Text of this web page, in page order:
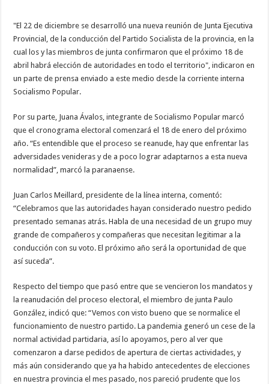
"El 22 de diciembre se desarrolló una nueva reunión de Junta Ejecutiva
Provincial, de la conducción del Partido Socialista de la provincia, en la
cual los y las miembros de junta confirmaron que el próximo 18 de
abril habrá elección de autoridades en todo el territorio", indicaron en
un parte de prensa enviado a este medio desde la corriente interna
Socialismo Popular.
Por su parte, Juana Ávalos, integrante de Socialismo Popular marcó
que el cronograma electoral comenzará el 18 de enero del próximo
año. “Es entendible que el proceso se reanude, hay que enfrentar las
adversidades venideras y de a poco lograr adaptarnos a esta nueva
normalidad”, marcó la paranaense.
Juan Carlos Meillard, presidente de la línea interna, comentó:
“Celebramos que las autoridades hayan considerado nuestro pedido
presentado semanas atrás. Habla de una necesidad de un grupo muy
grande de compañeros y compañeras que necesitan legitimar a la
conducción con su voto. El próximo año será la oportunidad de que
así suceda”.
Respecto del tiempo que pasó entre que se vencieron los mandatos y
la reanudación del proceso electoral, el miembro de junta Paulo
González, indicó que: “Vemos con visto bueno que se normalice el
funcionamiento de nuestro partido. La pandemia generó un cese de la
normal actividad partidaria, así lo apoyamos, pero al ver que
comenzaron a darse pedidos de apertura de ciertas actividades, y
más aún considerando que ya ha habido antecedentes de elecciones
en nuestra provincia el mes pasado, nos pareció prudente que los